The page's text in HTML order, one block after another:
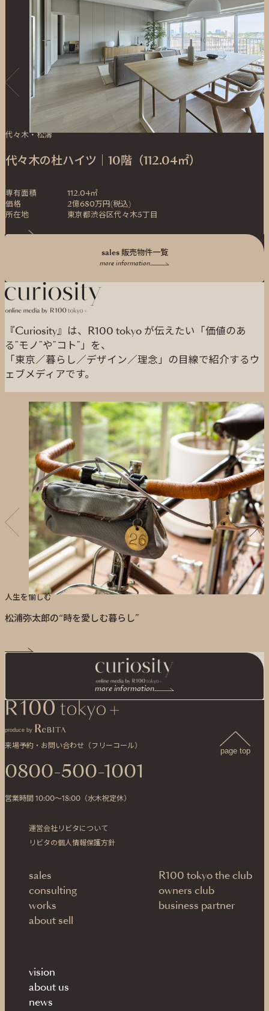
代々木・松濤
代々木の杜ハイツ｜10階（112.04㎡）
専有面積
112.04㎡
価格
2億680万円(税込)
所在地
東京都渋谷区代々木5丁目
sales 販売物件一覧
more information
『Curiosity』は、R100 tokyo が伝えたい「価値のあ
る"モノ"や"コト"」を、
「東京／暮らし／デザイン／理念」の目線で紹介するウ
ェブメディアです。
人生を愉しむ
松浦弥太郎の“時を愛しむ暮らし”
more information
produce by
来場予約・お問い合わせ（フリーコール）
0800-500-1001
営業時間 10:00〜18:00（水木祝定休）
運営会社リビタについて
リビタの個人情報保護方針
sales
consulting
works
about sell
R100 tokyo the club
owners club
business partner
vision
about us
news
page top